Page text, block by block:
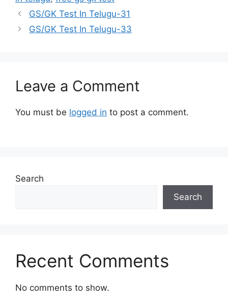
GS/GK Test In Telugu-31
GS/GK Test In Telugu-33
Leave a Comment
You must be logged in to post a comment.
Search
Search
Recent Comments
No comments to show.